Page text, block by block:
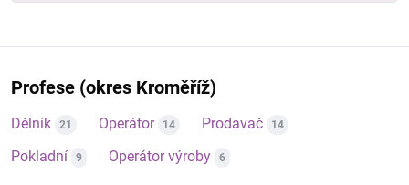
Profese (okres Kroměříž)
Dělník 21 Operátor 14 Prodavač 14
Pokladní 9 Operátor výroby 6